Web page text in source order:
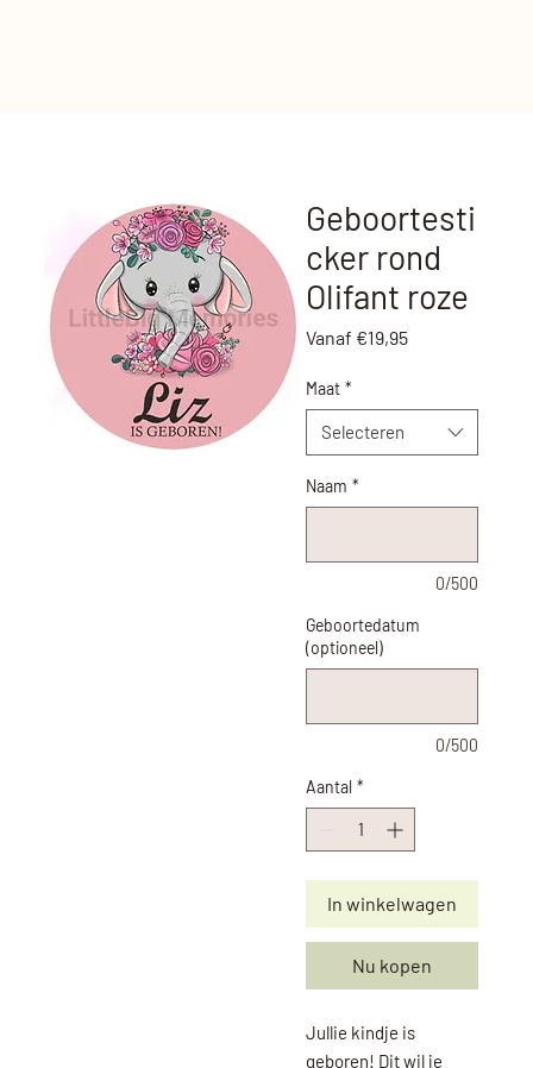
Geboortesti
cker rond
Olifant roze
Vanaf €19,95Verkoopprijs
Maat *
Selecteren
Naam *
0/500
Geboortedatum
(optioneel)
0/500
Aantal *
In winkelwagen
Nu kopen
Jullie kindje is
geboren! Dit wil je